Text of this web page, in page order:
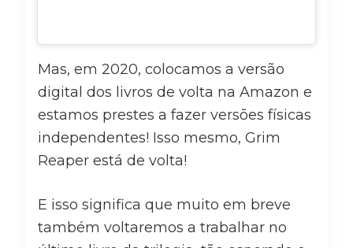
Mas, em 2020, colocamos a versão
digital dos livros de volta na Amazon e
estamos prestes a fazer versões físicas
independentes! Isso mesmo, Grim
Reaper está de volta!
E isso significa que muito em breve
também voltaremos a trabalhar no